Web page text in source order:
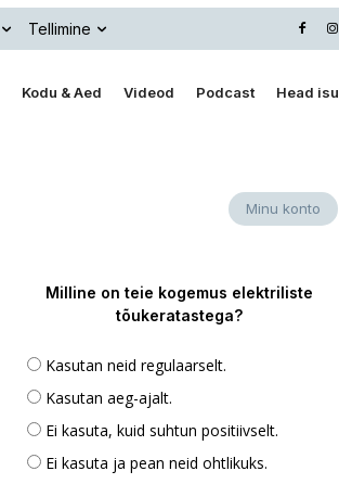
Tellimine
Kodu & Aed Videod Podcast Head isu
Minu konto
Milline on teie kogemus elektriliste
tõukeratastega?
Kasutan neid regulaarselt.
Kasutan aeg-ajalt.
Ei kasuta, kuid suhtun positiivselt.
Ei kasuta ja pean neid ohtlikuks.